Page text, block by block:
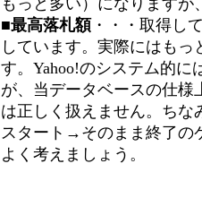
もっと多い）になります
■最高落札額 ・・・取得し
しています。実際にはも
す。Yahoo!のシステム的に
が、当データベースの仕様
は正しく扱えません。ちな
スタート→そのまま終了の
よく考えましょう。